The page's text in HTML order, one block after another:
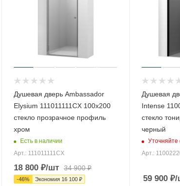
Душевая дверь Ambassador
Elysium 111011111CX 100х200
стекло прозрачное профиль
хром
Есть в наличии
Арт.: 111011111CX
18 800₽/шт 34 900₽
-46% Экономия 16 100₽
Душевая
Intense
стекло
черный
Уточняйте
Арт.:
59 900₽/